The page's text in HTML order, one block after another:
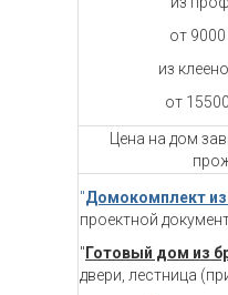
от
из
от
Цена на дом
"Домокомплект из
проектной
" Готовый дом из
двери, лестница